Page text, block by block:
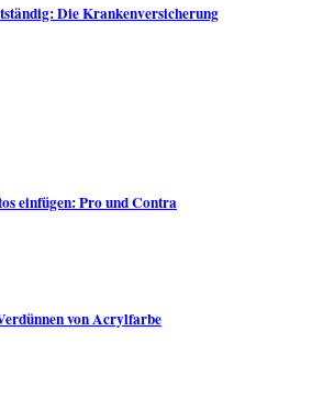
Die Krankenversicherung
einfügen: Pro und Contra
von Acrylfarbe